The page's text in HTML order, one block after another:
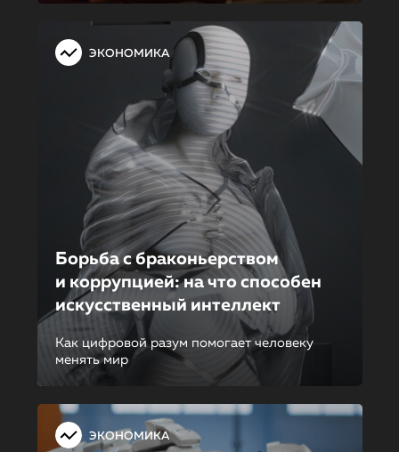
ЭКОНОМИКА
Борьба с браконьерством
и коррупцией: на что способен
искусственный интеллект
Как цифровой разум помогает человеку
менять мир
ЭКОНОМИКА